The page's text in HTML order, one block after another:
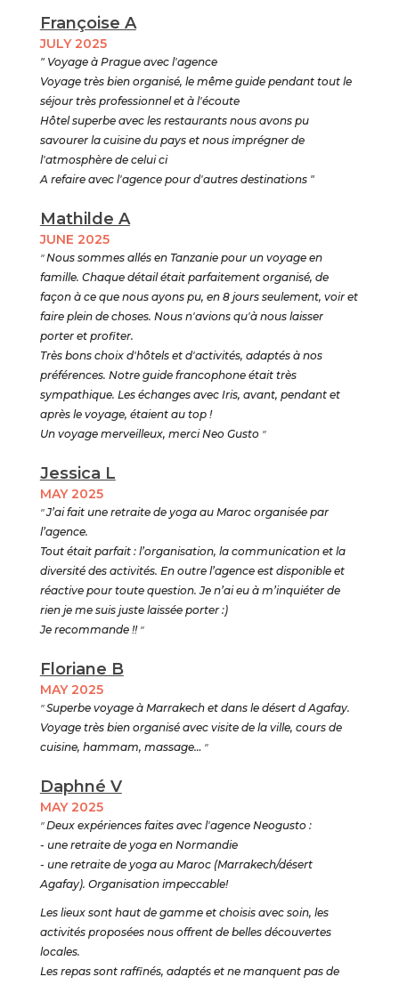
Françoise A
JULY 2025
" Voyage à Prague avec l'agence
Voyage très bien organisé, le même guide pendant tout le
séjour très professionnel et à l'écoute
Hôtel superbe avec les restaurants nous avons pu
savourer la cuisine du pays et nous imprégner de
l'atmosphère de celui ci
A refaire avec l'agence pour d'autres destinations "
Mathilde A
JUNE 2025
"Nous sommes allés en Tanzanie pour un voyage en
famille. Chaque détail était parfaitement organisé, de
façon à ce que nous ayons pu, en 8 jours seulement, voir et
faire plein de choses. Nous n'avions qu'à nous laisser
porter et profiter.
Très bons choix d'hôtels et d'activités, adaptés à nos
préférences. Notre guide francophone était très
sympathique. Les échanges avec Iris, avant, pendant et
après le voyage, étaient au top !
Un voyage merveilleux, merci Neo Gusto "
Jessica L
MAY 2025
"J’ai fait une retraite de yoga au Maroc organisée par
l’agence.
Tout était parfait : l’organisation, la communication et la
diversité des activités. En outre l’agence est disponible et
réactive pour toute question. Je n’ai eu à m’inquiéter de
rien je me suis juste laissée porter :)
Je recommande !!"
Floriane B
MAY 2025
"Superbe voyage à Marrakech et dans le désert d Agafay.
Voyage très bien organisé avec visite de la ville, cours de
cuisine, hammam, massage…"
Daphné V
MAY 2025
"Deux expériences faites avec l'agence Neogusto :
- une retraite de yoga en Normandie
- une retraite de yoga au Maroc (Marrakech/désert
Agafay). Organisation impeccable!
Les lieux sont haut de gamme et choisis avec soin, les
activités proposées nous offrent de belles découvertes
locales.
Les repas sont raffinés, adaptés et ne manquent pas de